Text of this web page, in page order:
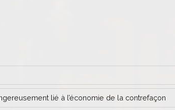
lié à l’économie de la contrefaçon